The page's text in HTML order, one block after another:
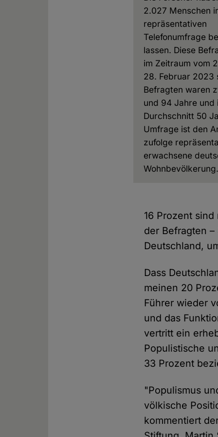
2.027 Menschen
repräsentativen
Telefonumfrage
lassen. Diese
im Zeitraum vom
28. Februar 2023
Befragten waren
und 94 Jahre und
Durchschnitt 50
Umfrage ist den
zufolge
erwachsene
Wohnbevölkerung.
16 Prozent
der Befragten
Deutschland,
Dass
meinen 20
Führer wieder
und das
vertritt ein
Populistische
33 Prozent
"Populismus
völkische
kommentiert